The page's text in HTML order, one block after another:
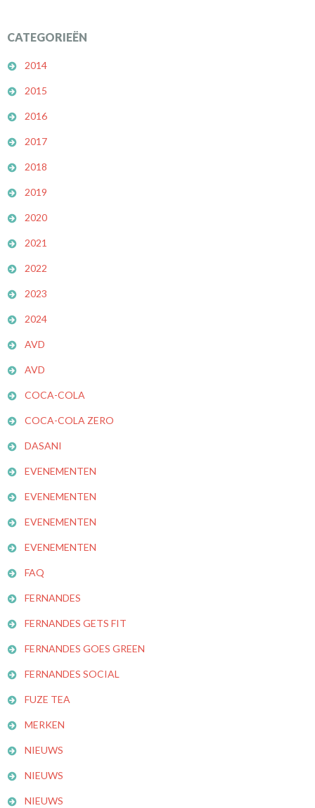
CATEGORIEËN
2014
2015
2016
2017
2018
2019
2020
2021
2022
2023
2024
AVD
AVD
COCA-COLA
COCA-COLA ZERO
DASANI
EVENEMENTEN
EVENEMENTEN
EVENEMENTEN
EVENEMENTEN
FAQ
FERNANDES
FERNANDES GETS FIT
FERNANDES GOES GREEN
FERNANDES SOCIAL
FUZE TEA
MERKEN
NIEUWS
NIEUWS
NIEUWS